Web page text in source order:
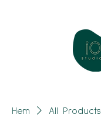
Hem All Products